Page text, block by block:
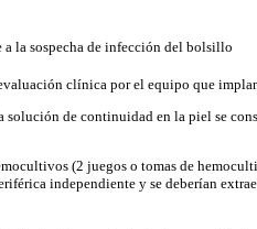
a la sospecha de infección del bolsillo
clínica por el equipo que
solución de continuidad en la piel se
(2 juegos o tomas de
independiente y se deberían